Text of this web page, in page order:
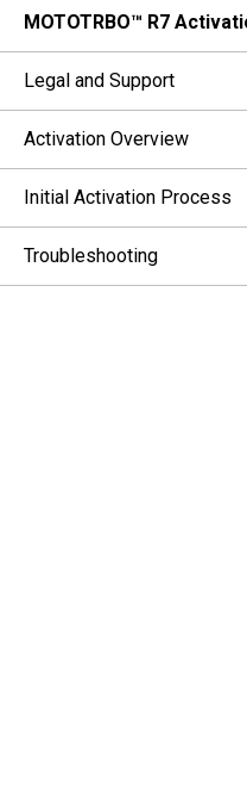
MOTOTRBO™ R7
Legal and Support
Activation Overview
Initial Activation Process
Troubleshooting